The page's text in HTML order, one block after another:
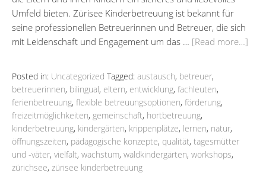
Umfeld bieten. Zürisee Kinderbetreuung ist bekannt für
seine professionellen Betreuerinnen und Betreuer, die sich
mit Leidenschaft und Engagement um das … [Read more…]
Posted in: Uncategorized Tagged: austausch, betreuer,
betreuerinnen, bilingual, eltern, entwicklung, fachleuten,
ferienbetreuung, flexible betreuungsoptionen, förderung,
freizeitmöglichkeiten, gemeinschaft, hortbetreuung,
kinderbetreuung, kindergärten, krippenplätze, lernen, natur,
öffnungszeiten, pädagogische konzepte, qualität, tagesmütter
und -väter, vielfalt, wachstum, waldkindergärten, workshops,
zürichsee, zürisee kinderbetreuung